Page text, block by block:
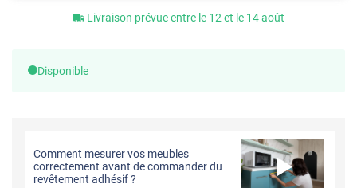
Livraison prévue entre le 12 et le 14 août
Disponible
Comment mesurer vos meubles
correctement avant de commander du
revêtement adhésif ?